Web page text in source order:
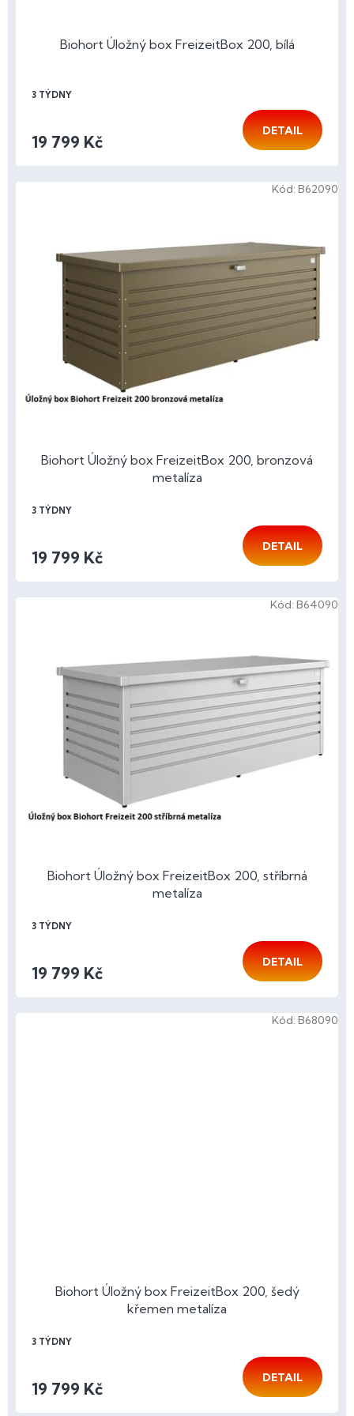
Biohort Úložný box FreizeitBox 200, bílá
3 TÝDNY
19 799 Kč
DETAIL
Biohort Úložný box FreizeitBox 200, bronzová
metalíza
3 TÝDNY
19 799 Kč
DETAIL
Kód: B62090
Biohort Úložný box FreizeitBox 200, stříbrná
metalíza
3 TÝDNY
19 799 Kč
DETAIL
Kód: B64090
Biohort Úložný box FreizeitBox 200, šedý
křemen metalíza
3 TÝDNY
19 799 Kč
DETAIL
Kód: B68090